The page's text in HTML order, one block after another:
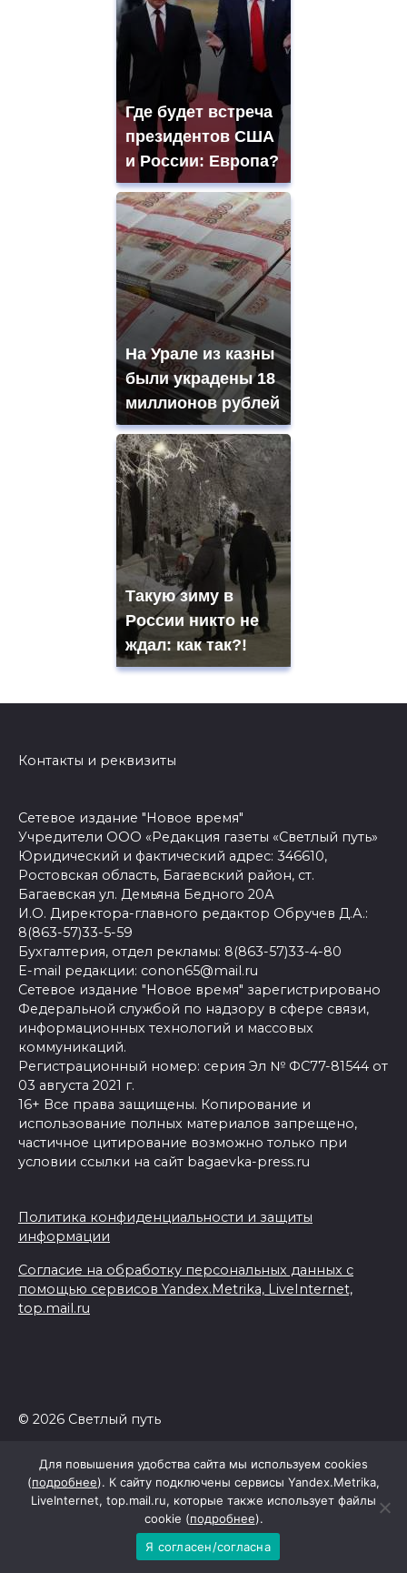
Где будет встреча
президентов США
и России: Европа?
На Урале из казны
были украдены 18
миллионов рублей
Такую зиму в
России никто не
ждал: как так?!
Контакты и реквизиты
Сетевое издание "Новое время"
Учредители ООО «Редакция газеты «Светлый путь»
Юридический и фактический адрес: 346610,
Ростовская область, Багаевский район, ст.
Багаевская ул. Демьяна Бедного 20А
И.О. Директора-главного редактор Обручев Д.А.:
8(863-57)33-5-59
Бухгалтерия, отдел рекламы: 8(863-57)33-4-80
E-mail редакции: conon65@mail.ru
Сетевое издание "Новое время" зарегистрировано
Федеральной службой по надзору в сфере связи,
информационных технологий и массовых
коммуникаций.
Регистрационный номер: серия Эл № ФС77-81544 от
03 августа 2021 г.
16+ Все права защищены. Копирование и
использование полных материалов запрещено,
частичное цитирование возможно только при
условии ссылки на сайт bagaevka-press.ru
Политика конфиденциальности и защиты
информации
Согласие на обработку персональных данных с
помощью сервисов Yandex.Metrika, LiveInternet,
top.mail.ru
© 2026 Светлый путь
Для повышения удобства сайта мы используем cookies
(подробнее). К сайту подключены сервисы Yandex.Metrika,
LiveInternet, top.mail.ru, которые также использует файлы
cookie (подробнее).
Я согласен/согласна